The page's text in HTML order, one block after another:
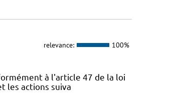
relevance: 100%
à l'article 47 de la loi
les actions suiva